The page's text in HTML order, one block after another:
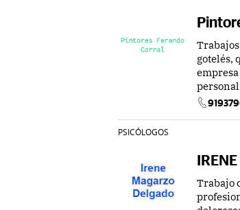
gotelés,
PSICÓLOGOS
Trabajo